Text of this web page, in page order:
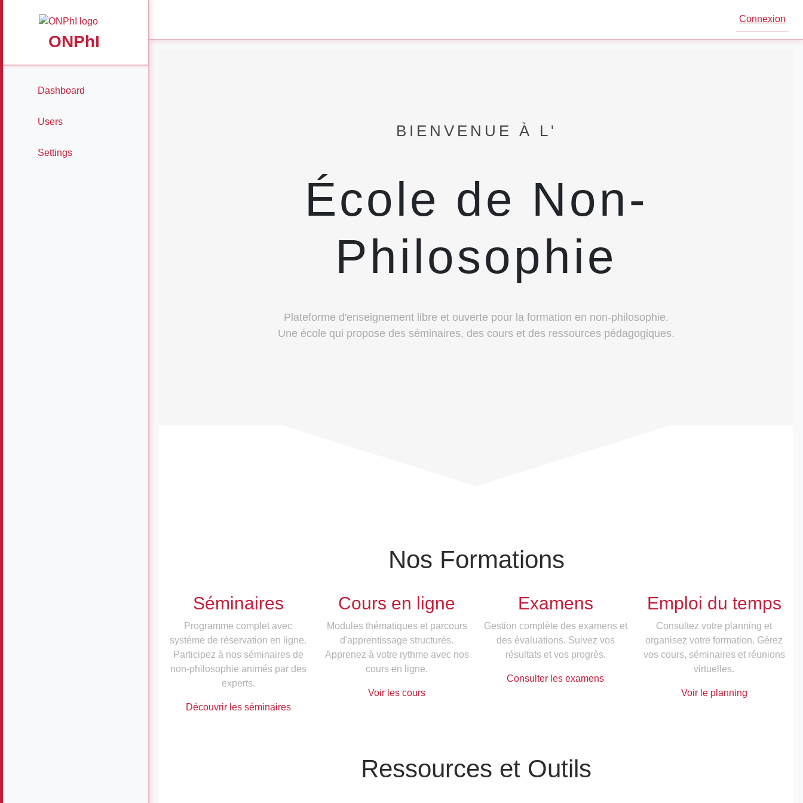
ONPhI
Dashboard
Users
Settings
Connexion
BIENVENUE À L'
École de Non-
Philosophie
Plateforme d'enseignement libre et ouverte pour la formation en non-philosophie.
Une école qui propose des séminaires, des cours et des ressources pédagogiques.
Nos Formations
Séminaires
Programme complet avec
système de réservation en ligne.
Participez à nos séminaires de
non-philosophie animés par des
experts.
Découvrir les séminaires
Cours en ligne
Modules thématiques et parcours
d'apprentissage structurés.
Apprenez à votre rythme avec nos
cours en ligne.
Voir les cours
Examens
Gestion complète des examens et
des évaluations. Suivez vos
résultats et vos progrès.
Consulter les examens
Emploi du temps
Consultez votre planning et
organisez votre formation. Gérez
vos cours, séminaires et réunions
virtuelles.
Voir le planning
Ressources et Outils